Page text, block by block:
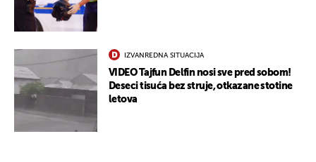
IZVANREDNA SITUACIJA
VIDEO Tajfun Delfin nosi sve pred sobom!
Deseci tisuća bez struje, otkazane stotine
letova